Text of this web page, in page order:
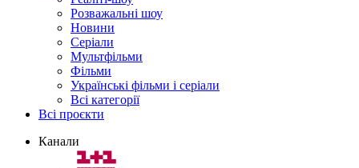
Розважальні шоу
Новини
Серіали
Мультфільми
Фільми
Українські фільми і серіали
Всі категорії
Всі проєкти
Канали